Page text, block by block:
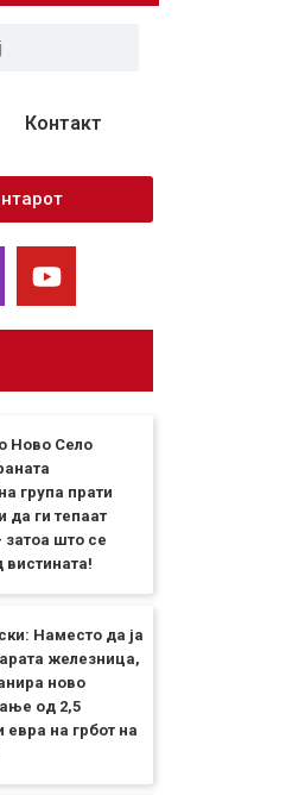
Контакт
Ново Село
група прати
да ги тепаат
затоа што се
вистината!
Наместо да ја
железница,
ново
од 2,5
евра на грбот на